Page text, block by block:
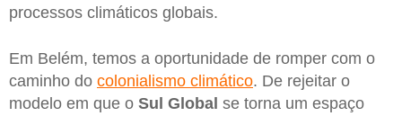
processos climáticos globais.
Em Belém, temos a oportunidade de romper com o
caminho do colonialismo climático. De rejeitar o
modelo em que o Sul Global se torna um espaço